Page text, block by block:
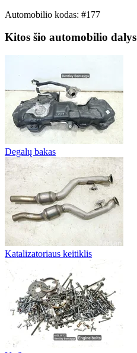
Automobilio kodas: #177
Kitos šio automobilio dalys
Degalų bakas
Katalizatoriaus keitiklis